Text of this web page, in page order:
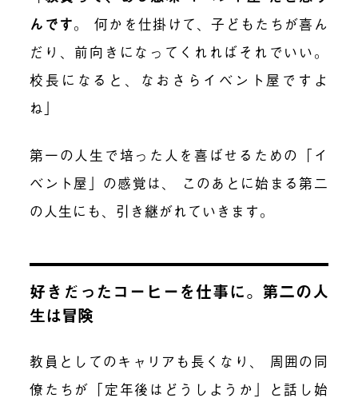
んです。 何かを仕掛けて、子どもたちが喜ん
だり、前向きになってくれればそれでいい。
校長になると、なおさらイベント屋ですよ
ね」
第一の人生で培った人を喜ばせるための「イ
ベント屋」の感覚は、 このあとに始まる第二
の人生にも、引き継がれていきます。
好きだったコーヒーを仕事に。第二の人
生は冒険
教員としてのキャリアも長くなり、 周囲の同
僚たちが「定年後はどうしようか」と話し始